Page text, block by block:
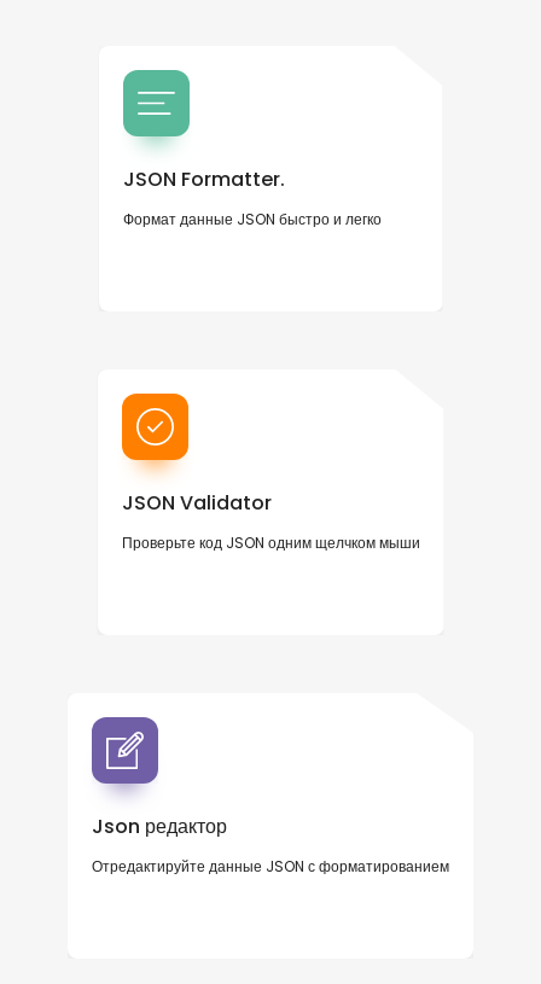
JSON Formatter.
Формат данные JSON быстро и легко
JSON Validator
Проверьте код JSON одним щелчком мыши
Json редактор
Отредактируйте данные JSON с форматированием